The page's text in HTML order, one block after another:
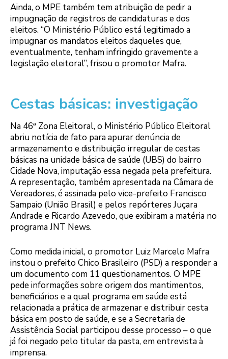
Ainda, o MPE também tem atribuição de pedir a
impugnação de registros de candidaturas e dos
eleitos. “O Ministério Público está legitimado a
impugnar os mandatos eleitos daqueles que,
eventualmente, tenham infringido gravemente a
legislação eleitoral”, frisou o promotor Mafra.
Cestas básicas: investigação
Na 46ª Zona Eleitoral, o Ministério Público Eleitoral
abriu notícia de fato para apurar denúncia de
armazenamento e distribuição irregular de cestas
básicas na unidade básica de saúde (UBS) do bairro
Cidade Nova, imputação essa negada pela prefeitura.
A representação, também apresentada na Câmara de
Vereadores, é assinada pelo vice-prefeito Francisco
Sampaio (União Brasil) e pelos repórteres Juçara
Andrade e Ricardo Azevedo, que exibiram a matéria no
programa JNT News.
Como medida inicial, o promotor Luiz Marcelo Mafra
instou o prefeito Chico Brasileiro (PSD) a responder a
um documento com 11 questionamentos. O MPE
pede informações sobre origem dos mantimentos,
beneficiários e a qual programa em saúde está
relacionada a prática de armazenar e distribuir cesta
básica em posto de saúde, e se a Secretaria de
Assistência Social participou desse processo – o que
já foi negado pelo titular da pasta, em entrevista à
imprensa.